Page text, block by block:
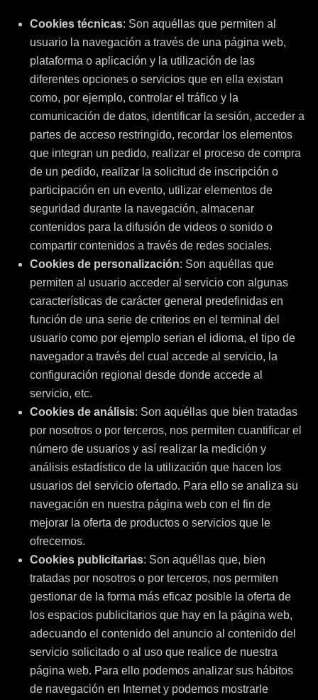
Cookies técnicas: Son aquéllas que permiten al
usuario la navegación a través de una página web,
plataforma o aplicación y la utilización de las
diferentes opciones o servicios que en ella existan
como, por ejemplo, controlar el tráfico y la
comunicación de datos, identificar la sesión, acceder a
partes de acceso restringido, recordar los elementos
que integran un pedido, realizar el proceso de compra
de un pedido, realizar la solicitud de inscripción o
participación en un evento, utilizar elementos de
seguridad durante la navegación, almacenar
contenidos para la difusión de videos o sonido o
compartir contenidos a través de redes sociales.
Cookies de personalización: Son aquéllas que
permiten al usuario acceder al servicio con algunas
características de carácter general predefinidas en
función de una serie de criterios en el terminal del
usuario como por ejemplo serian el idioma, el tipo de
navegador a través del cual accede al servicio, la
configuración regional desde donde accede al
servicio, etc.
Cookies de análisis: Son aquéllas que bien tratadas
por nosotros o por terceros, nos permiten cuantificar el
número de usuarios y así realizar la medición y
análisis estadístico de la utilización que hacen los
usuarios del servicio ofertado. Para ello se analiza su
navegación en nuestra página web con el fin de
mejorar la oferta de productos o servicios que le
ofrecemos.
Cookies publicitarias: Son aquéllas que, bien
tratadas por nosotros o por terceros, nos permiten
gestionar de la forma más eficaz posible la oferta de
los espacios publicitarios que hay en la página web,
adecuando el contenido del anuncio al contenido del
servicio solicitado o al uso que realice de nuestra
página web. Para ello podemos analizar sus hábitos
de navegación en Internet y podemos mostrarle